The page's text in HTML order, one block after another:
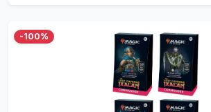
-100%